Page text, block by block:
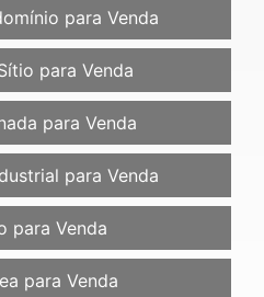
para Venda
para Venda
para Venda
para Venda
para Venda
para Venda